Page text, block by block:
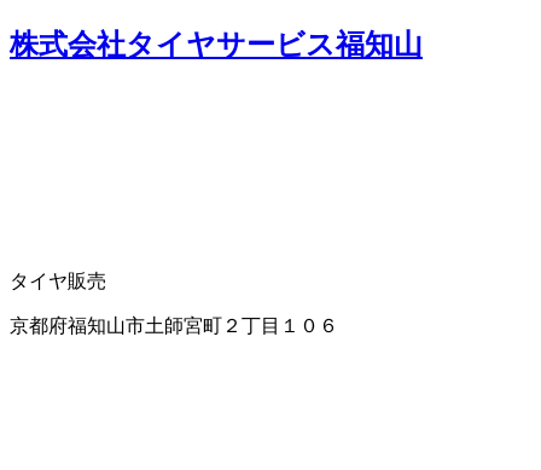
株式会社タイヤサービス福知山
タイヤ販売
京都府福知山市土師宮町２丁目１０６